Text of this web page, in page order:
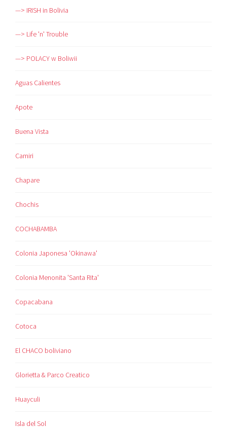
—> IRISH in Bolivia
—> Life 'n' Trouble
—> POLACY w Boliwii
Aguas Calientes
Apote
Buena Vista
Camiri
Chapare
Chochis
COCHABAMBA
Colonia Japonesa 'Okinawa'
Colonia Menonita 'Santa Rita'
Copacabana
Cotoca
El CHACO boliviano
Glorietta & Parco Creatico
Huayculi
Isla del Sol